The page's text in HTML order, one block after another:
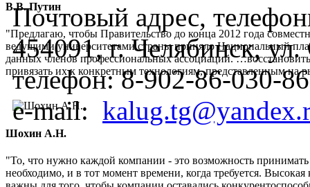
В.В. Путин
"Предлагаю, чтобы Правительство до конца 2012 года
ведущими университетами страны приняло Национальный
данных членов профессиональных ассоциаций.
привязать их к конкретным технологиям, представленным на
Шохин А.Н.
"То, что нужно каждой компании - это возможность
необходимо, и в тот момент времени, когда требуется.
Почтовый адрес,
454091, г. Челябинск,
телефон:8-902-86-030-86
e-mail: